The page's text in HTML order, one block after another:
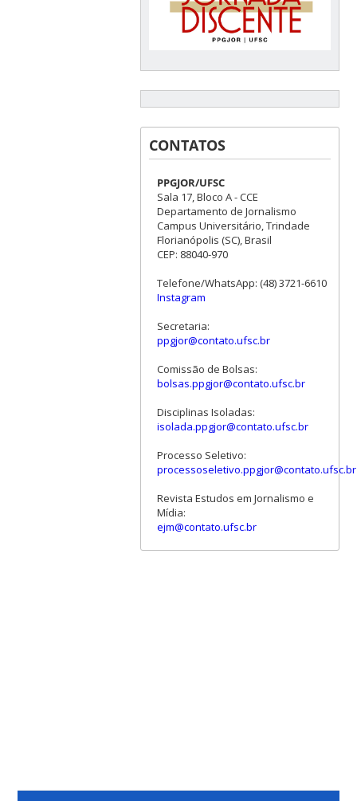
CONTATOS
PPGJOR/UFSC
Sala 17, Bloco A - CCE
Departamento de Jornalismo
Campus Universitário, Trindade
Florianópolis (SC), Brasil
CEP: 88040-970
Telefone/WhatsApp: (48) 3721-6610
Instagram
Secretaria:
ppgjor@contato.ufsc.br
Comissão de Bolsas:
bolsas.ppgjor@contato.ufsc.br
Disciplinas Isoladas:
isolada.ppgjor@contato.ufsc.br
Processo Seletivo:
processoseletivo.ppgjor@contato.ufsc.br
Revista Estudos em Jornalismo e
Mídia:
ejm@contato.ufsc.br